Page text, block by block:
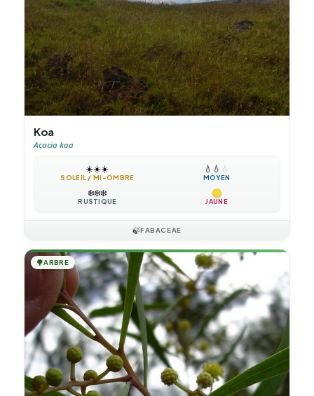
Koa
Acacia koa
☀️☀️☀️
SOLEIL / MI-OMBRE
💧 💧 💧
MOYEN
❄️❄️❄️
RUSTIQUE JAUNE
🍃FABACEAE
🌳ARBRE